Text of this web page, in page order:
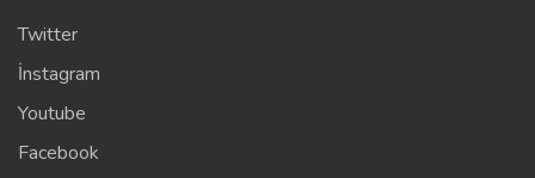
Twitter
İnstagram
Youtube
Facebook